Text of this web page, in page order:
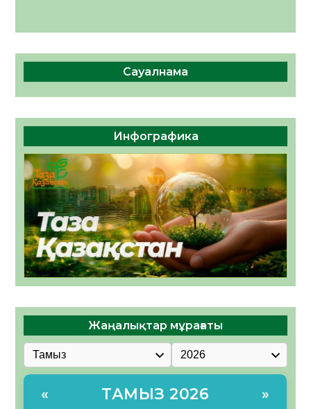
Сауалнама
Инфографика
Жаңалықтар мұрағаты
« ТАМЫЗ 2026 »